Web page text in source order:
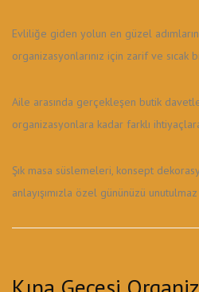
Evliliğe giden yolun en güzel
organizasyonlarınız için zarif ve sıcak
Aile arasında gerçekleşen butik
organizasyonlara kadar farklı
Şık masa süslemeleri, konsept
anlayışımızla özel gününüzü